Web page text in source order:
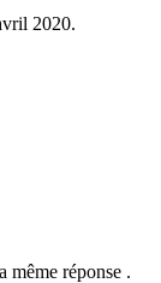
2020.
réponse .